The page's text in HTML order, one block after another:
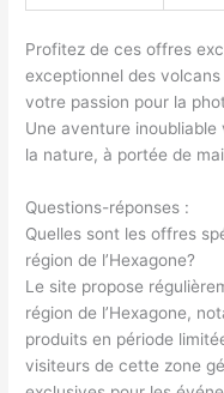
Profitez de ces offres
exceptionnel des
votre passion pour la
Une aventure
la nature, à portée de
Questions-réponses :
Quelles sont les offres
région de l’Hexagone?
Le site propose
région de l’Hexagone,
produits en période
visiteurs de cette zone